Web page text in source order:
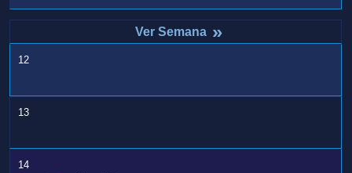
»
12
13
14